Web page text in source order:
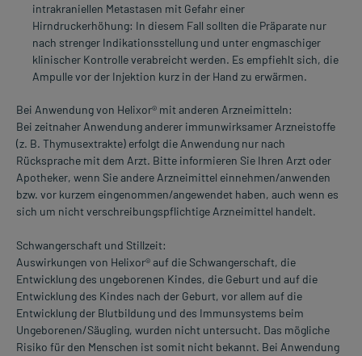
intrakraniellen Metastasen mit Gefahr einer
Hirndruckerhöhung: In diesem Fall sollten die Präparate nur
nach strenger Indikationsstellung und unter engmaschiger
klinischer Kontrolle verabreicht werden. Es empfiehlt sich, die
Ampulle vor der Injektion kurz in der Hand zu erwärmen.
Bei Anwendung von Helixor® mit anderen Arzneimitteln:
Bei zeitnaher Anwendung anderer immunwirksamer Arzneistoffe
(z. B. Thymusextrakte) erfolgt die Anwendung nur nach
Rücksprache mit dem Arzt. Bitte informieren Sie Ihren Arzt oder
Apotheker, wenn Sie andere Arzneimittel einnehmen/anwenden
bzw. vor kurzem eingenommen/angewendet haben, auch wenn es
sich um nicht verschreibungspflichtige Arzneimittel handelt.
Schwangerschaft und Stillzeit:
Auswirkungen von Helixor® auf die Schwangerschaft, die
Entwicklung des ungeborenen Kindes, die Geburt und auf die
Entwicklung des Kindes nach der Geburt, vor allem auf die
Entwicklung der Blutbildung und des Immunsystems beim
Ungeborenen/Säugling, wurden nicht untersucht. Das mögliche
Risiko für den Menschen ist somit nicht bekannt. Bei Anwendung